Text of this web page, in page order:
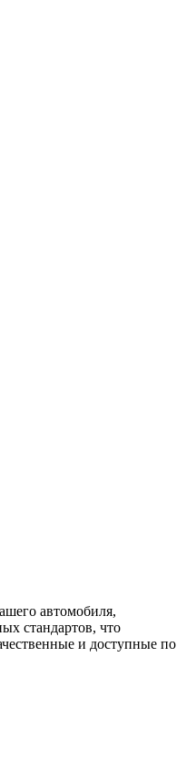
автомобиля,
стандартов, что
и доступные по